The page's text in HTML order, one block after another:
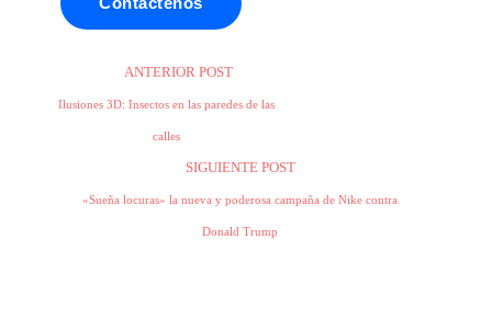
ANTERIOR POST
Ilusiones 3D: Insectos en las paredes de las
calles
SIGUIENTE POST
«Sueña locuras» la nueva y poderosa campaña de Nike contra
Donald Trump